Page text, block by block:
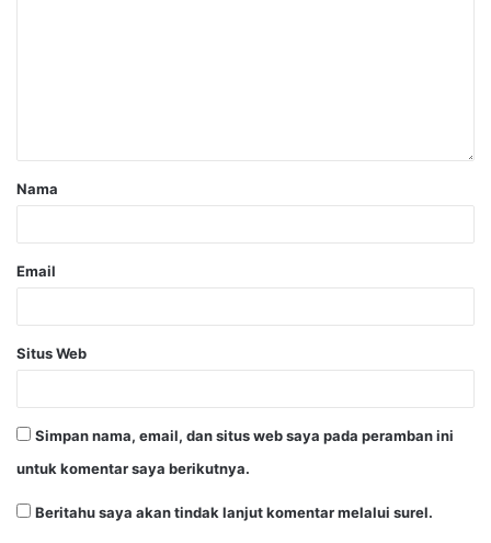
Nama
Email
Situs Web
Simpan nama, email, dan situs web saya pada peramban ini
untuk komentar saya berikutnya.
Beritahu saya akan tindak lanjut komentar melalui surel.